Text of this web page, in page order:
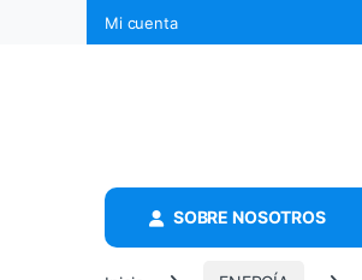
Mi cuenta
SOBRE NOSOTROS